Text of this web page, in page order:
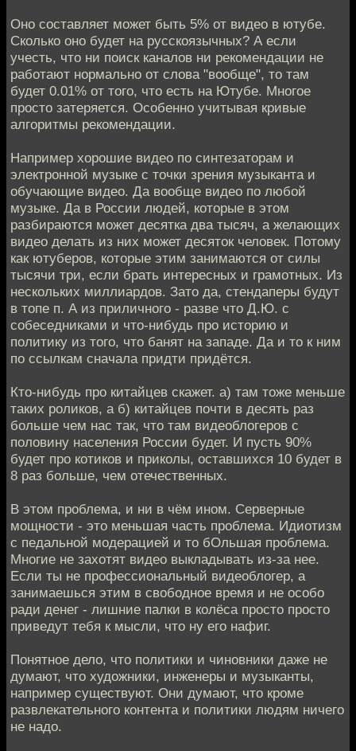
Оно составляет может быть 5% от видео в ютубе.
Сколько оно будет на русскоязычных? А если
учесть, что ни поиск каналов ни рекомендации не
работают нормально от слова "вообще", то там
будет 0.01% от того, что есть на Ютубе. Многое
просто затеряется. Особенно учитывая кривые
алгоритмы рекомендации.
Например хорошие видео по синтезаторам и
электронной музыке с точки зрения музыканта и
обучающие видео. Да вообще видео по любой
музыке. Да в России людей, которые в этом
разбираются может десятка два тысяч, а желающих
видео делать из них может десяток человек. Потому
как ютуберов, которые этим занимаются от силы
тысячи три, если брать интересных и грамотных. Из
нескольких миллиардов. Зато да, стендаперы будут
в топе п. А из приличного - разве что Д.Ю. c
cобеседниками и что-нибудь про историю и
политику из того, что банят на западе. Да и то к ним
по ссылкам сначала придти придётся.
Кто-нибудь про китайцев скажет. а) там тоже меньше
таких роликов, а б) китайцев почти в десять раз
больше чем нас так, что там видеоблогеров с
половину населения России будет. И пусть 90%
будет про котиков и приколы, оставшихся 10 будет в
8 раз больше, чем отечественных.
В этом проблема, и ни в чём ином. Серверные
мощности - это меньшая часть проблема. Идиотизм
с педальной модерацией и то бОльшая проблема.
Многие не захотят видео выкладывать из-за нее.
Если ты не профессиональный видеоблогер, а
занимаешься этим в свободное время и не особо
ради денег - лишние палки в колёса просто просто
приведут тебя к мысли, что ну его нафиг.
Понятное дело, что политики и чиновники даже не
думают, что художники, инженеры и музыканты,
например существуют. Они думают, что кроме
развлекательного контента и политики людям ничего
не надо.